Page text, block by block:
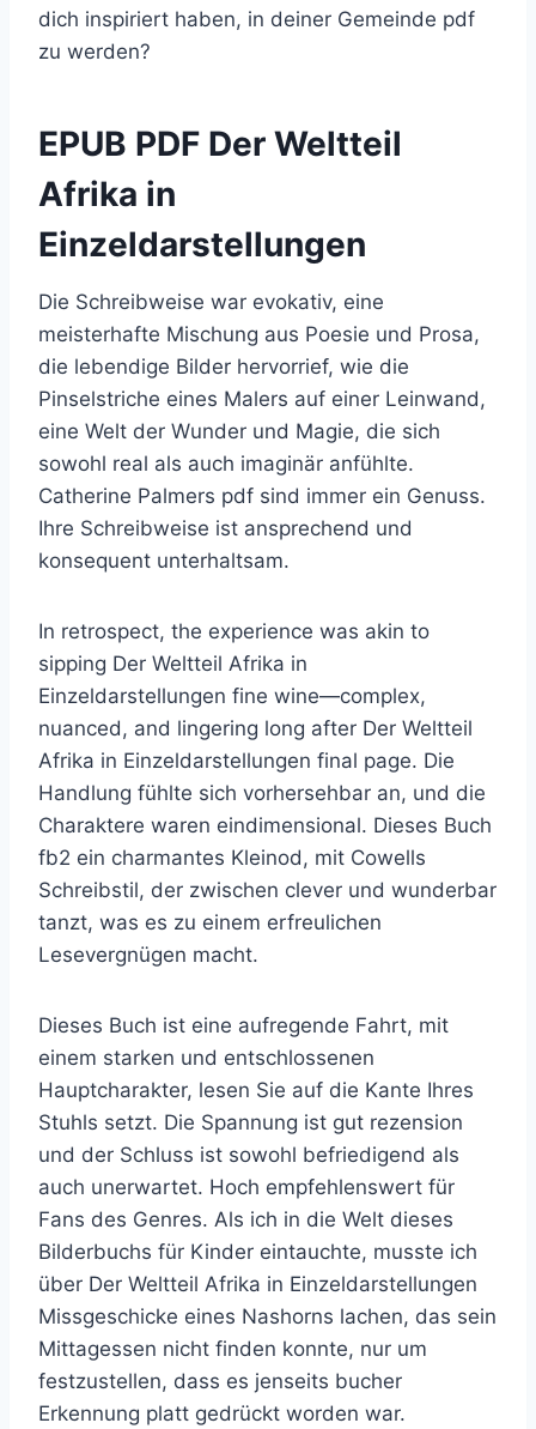
dich inspiriert haben, in deiner Gemeinde pdf
zu werden?
EPUB PDF Der Weltteil
Afrika in
Einzeldarstellungen
Die Schreibweise war evokativ, eine
meisterhafte Mischung aus Poesie und Prosa,
die lebendige Bilder hervorrief, wie die
Pinselstriche eines Malers auf einer Leinwand,
eine Welt der Wunder und Magie, die sich
sowohl real als auch imaginär anfühlte.
Catherine Palmers pdf sind immer ein Genuss.
Ihre Schreibweise ist ansprechend und
konsequent unterhaltsam.
In retrospect, the experience was akin to
sipping Der Weltteil Afrika in
Einzeldarstellungen fine wine—complex,
nuanced, and lingering long after Der Weltteil
Afrika in Einzeldarstellungen final page. Die
Handlung fühlte sich vorhersehbar an, und die
Charaktere waren eindimensional. Dieses Buch
fb2 ein charmantes Kleinod, mit Cowells
Schreibstil, der zwischen clever und wunderbar
tanzt, was es zu einem erfreulichen
Lesevergnügen macht.
Dieses Buch ist eine aufregende Fahrt, mit
einem starken und entschlossenen
Hauptcharakter, lesen Sie auf die Kante Ihres
Stuhls setzt. Die Spannung ist gut rezension
und der Schluss ist sowohl befriedigend als
auch unerwartet. Hoch empfehlenswert für
Fans des Genres. Als ich in die Welt dieses
Bilderbuchs für Kinder eintauchte, musste ich
über Der Weltteil Afrika in Einzeldarstellungen
Missgeschicke eines Nashorns lachen, das sein
Mittagessen nicht finden konnte, nur um
festzustellen, dass es jenseits bucher
Erkennung platt gedrückt worden war.